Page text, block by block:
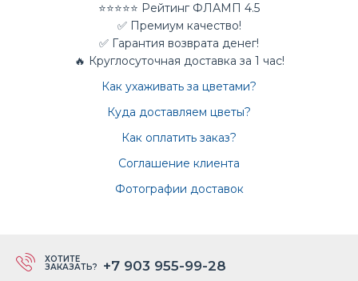
⭐⭐⭐⭐⭐ Рейтинг ФЛАМП 4.5
✅ Премиум качество!
✅ Гарантия возврата денег!
🔥 Круглосуточная доставка за 1 час!
Как ухаживать за цветами?
Куда доставляем цветы?
Как оплатить заказ?
Соглашение клиента
Фотографии доставок
ХОТИТЕ
ЗАКАЗАТЬ? +7 903 955-99-28